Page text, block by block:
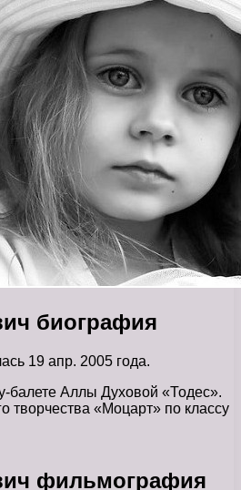
биография
19 апр. 2005 года.
балете Аллы Духовой «Тодес».
творчества «Моцарт» по классу
фильмография